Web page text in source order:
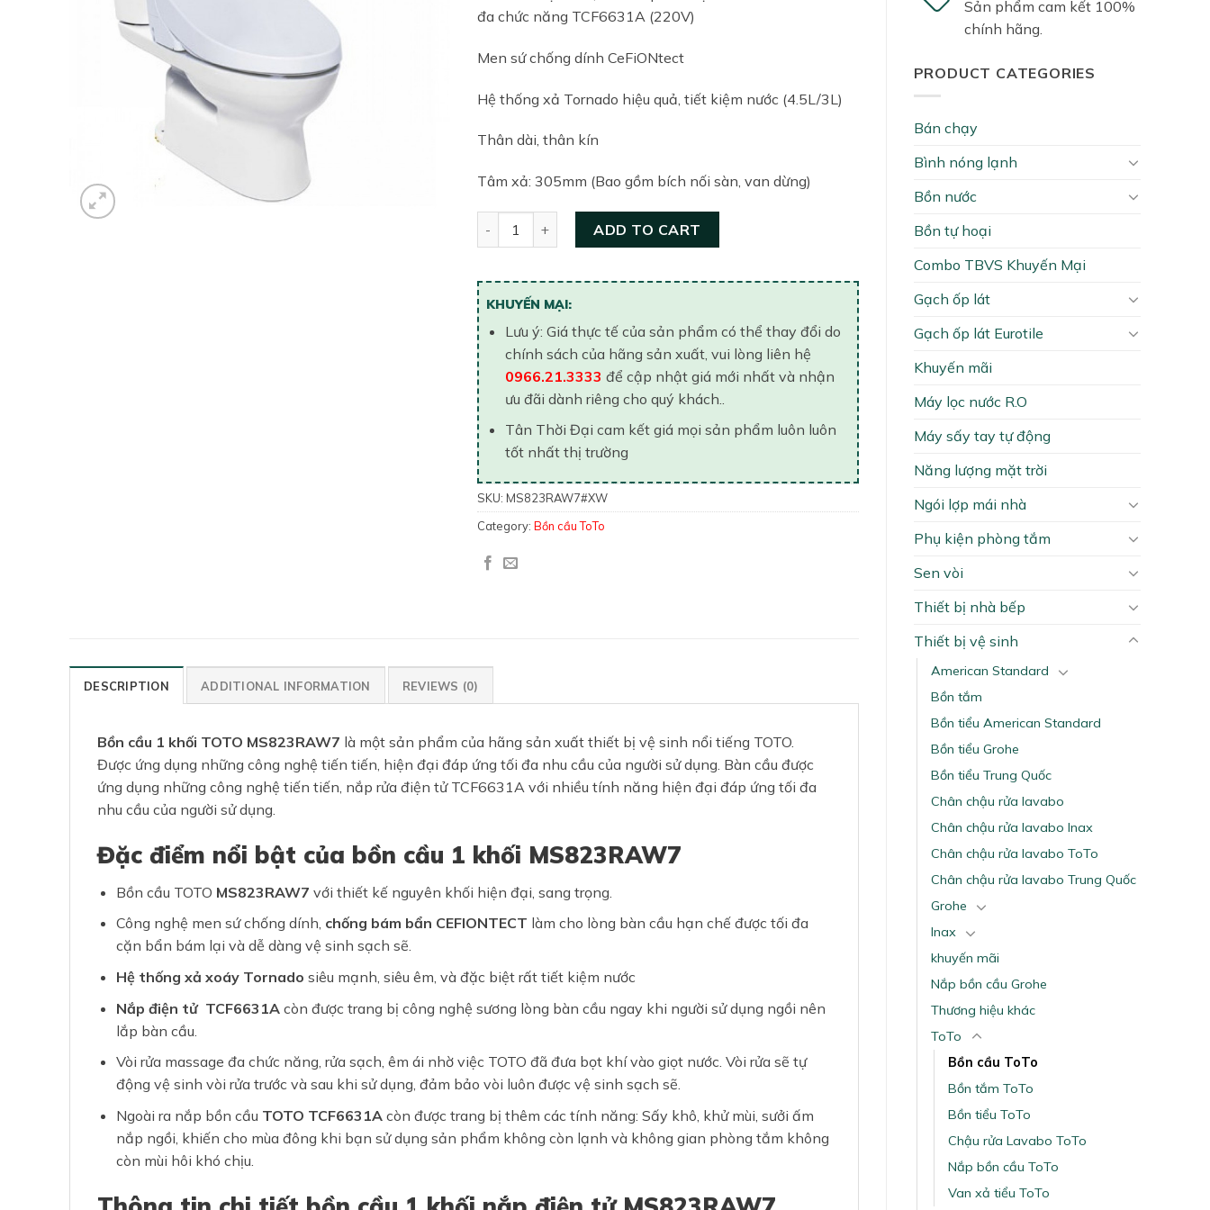
Sản phẩm cam kết 100%
chính hãng.
PRODUCT CATEGORIES
Bán chạy
Bình nóng lạnh
Bồn nước
Bồn tự hoại
Combo TBVS Khuyến Mại
Gạch ốp lát
Gạch ốp lát Eurotile
Khuyến mãi
Máy lọc nước R.O
Máy sấy tay tự động
Năng lượng mặt trời
Ngói lợp mái nhà
Phụ kiện phòng tắm
Sen vòi
Thiết bị nhà bếp
Thiết bị vệ sinh
American Standard
Bồn tắm
Bồn tiểu American Standard
Bồn tiểu Grohe
Bồn tiểu Trung Quốc
Chân chậu rửa lavabo
Chân chậu rửa lavabo Inax
Chân chậu rửa lavabo ToTo
Chân chậu rửa lavabo Trung Quốc
Grohe
Inax
khuyến mãi
Nắp bồn cầu Grohe
Thương hiệu khác
ToTo
Bồn cầu ToTo
Bồn tắm ToTo
Bồn tiểu ToTo
Chậu rửa Lavabo ToTo
Nắp bồn cầu ToTo
Van xả tiểu ToTo
36,240,000₫.
đa chức năng TCF6631A (220V)
Men sứ chống dính CeFiONtect
Hệ thống xả Tornado hiệu quả, tiết kiệm nước (4.5L/3L)
Thân dài, thân kín
Tâm xả: 305mm (Bao gồm bích nối sàn, van dừng)
ADD TO CART
KHUYẾN MẠI:
Lưu ý: Giá thực tế của sản phẩm có thể thay đổi do
chính sách của hãng sản xuất, vui lòng liên hệ
0966.21.3333 để cập nhật giá mới nhất và nhận
ưu đãi dành riêng cho quý khách..
Tân Thời Đại cam kết giá mọi sản phẩm luôn luôn
tốt nhất thị trường
SKU: MS823RAW7#XW
Category:Bồn cầu ToTo
DESCRIPTION ADDITIONAL INFORMATION REVIEWS (0)
Bồn cầu 1 khối TOTO MS823RAW7 là một sản phẩm của hãng sản xuất thiết bị vệ sinh nổi tiếng TOTO.
Được ứng dụng những công nghệ tiến tiến, hiện đại đáp ứng tối đa nhu cầu của người sử dụng. Bàn cầu được
ứng dụng những công nghệ tiến tiến, nắp rửa điện tử TCF6631A với nhiều tính năng hiện đại đáp ứng tối đa
nhu cầu của người sử dụng.
Đặc điểm nổi bật của bồn cầu 1 khối MS823RAW7
Bồn cầu TOTO MS823RAW7 với thiết kế nguyên khối hiện đại, sang trọng.
Công nghệ men sứ chống dính, chống bám bẩn CEFIONTECT làm cho lòng bàn cầu hạn chế được tối đa
cặn bẩn bám lại và dễ dàng vệ sinh sạch sẽ.
Hệ thống xả xoáy Tornado siêu mạnh, siêu êm, và đặc biệt rất tiết kiệm nước
Nắp điện tử TCF6631Acòn được trang bị công nghệ sương lòng bàn cầu ngay khi người sử dụng ngồi nên
lắp bàn cầu.
Vòi rửa massage đa chức năng, rửa sạch, êm ái nhờ việc TOTO đã đưa bọt khí vào giọt nước. Vòi rửa sẽ tự
động vệ sinh vòi rửa trước và sau khi sử dụng, đảm bảo vòi luôn được vệ sinh sạch sẽ.
Ngoài ra nắp bồn cầu TOTO TCF6631Acòn được trang bị thêm các tính năng: Sấy khô, khử mùi, sưởi ấm
nắp ngồi, khiến cho mùa đông khi bạn sử dụng sản phẩm không còn lạnh và không gian phòng tắm không
còn mùi hôi khó chịu.